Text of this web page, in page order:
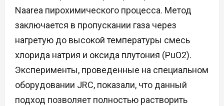
Naarea пирохимического процесса. Метод
заключается в пропускании газа через
нагретую до высокой температуры смесь
хлорида натрия и оксида плутония (PuO2).
Эксперименты, проведенные на специальном
оборудовании JRC, показали, что данный
подход позволяет полностью растворить